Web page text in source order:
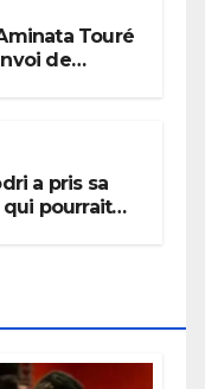
Touré
de
a pris sa
pourrait